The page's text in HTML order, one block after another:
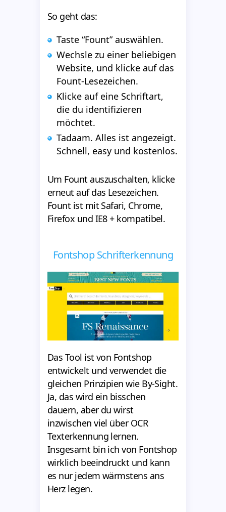
So geht das:
Taste “Fount” auswählen.
Wechsle zu einer beliebigen
Website, und klicke auf das
Fount-Lesezeichen.
Klicke auf eine Schriftart,
die du identifizieren
möchtet.
Tadaam. Alles ist angezeigt.
Schnell, easy und kostenlos.
Um Fount auszuschalten, klicke
erneut auf das Lesezeichen.
Fount ist mit Safari, Chrome,
Firefox und IE8 + kompatibel.
Fontshop Schrifterkennung
Das Tool ist von Fontshop
entwickelt und verwendet die
gleichen Prinzipien wie By-Sight.
Ja, das wird ein bisschen
dauern, aber du wirst
inzwischen viel über OCR
Texterkennung lernen.
Insgesamt bin ich von Fontshop
wirklich beeindruckt und kann
es nur jedem wärmstens ans
Herz legen.